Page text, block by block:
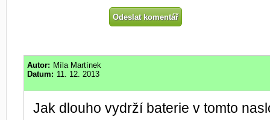
Autor: Míla Martínek
Datum: 11. 12. 2013
Jak dlouho vydrží baterie v tomto